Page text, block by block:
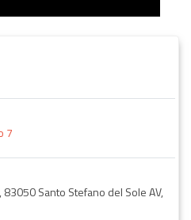
7
83050 Santo Stefano del Sole AV,